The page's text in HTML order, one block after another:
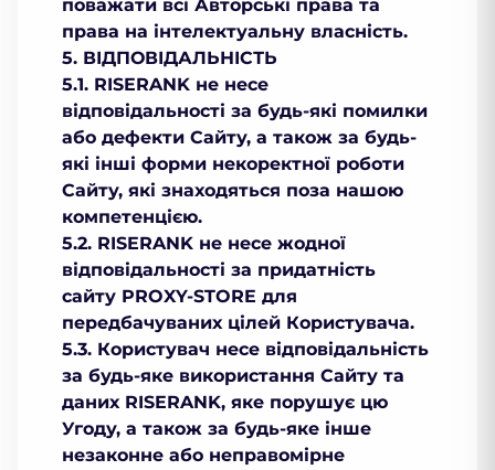
поважати всі Авторські права та
права на інтелектуальну власність.
5. ВІДПОВІДАЛЬНІСТЬ
5.1. RISERANK не несе
відповідальності за будь-які помилки
або дефекти Сайту, а також за будь-
які інші форми некоректної роботи
Сайту, які знаходяться поза нашою
компетенцією.
5.2. RISERANK не несе жодної
відповідальності за придатність
сайту PROXY-STORE для
передбачуваних цілей Користувача.
5.3. Користувач несе відповідальність
за будь-яке використання Сайту та
даних RISERANK, яке порушує цю
Угоду, а також за будь-яке інше
незаконне або неправомірне